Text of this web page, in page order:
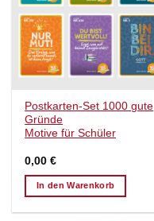
Postkarten-Set 1000 gute
Gründe
Motive für Schüler
0,00€
In den Warenkorb